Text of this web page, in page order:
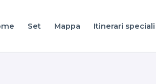
Set Mappa Itinerari speciali